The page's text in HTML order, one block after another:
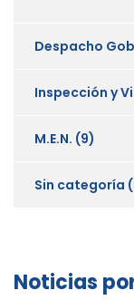
Despacho
Inspección y
M.E.N. (9)
Sin categoría
Noticias